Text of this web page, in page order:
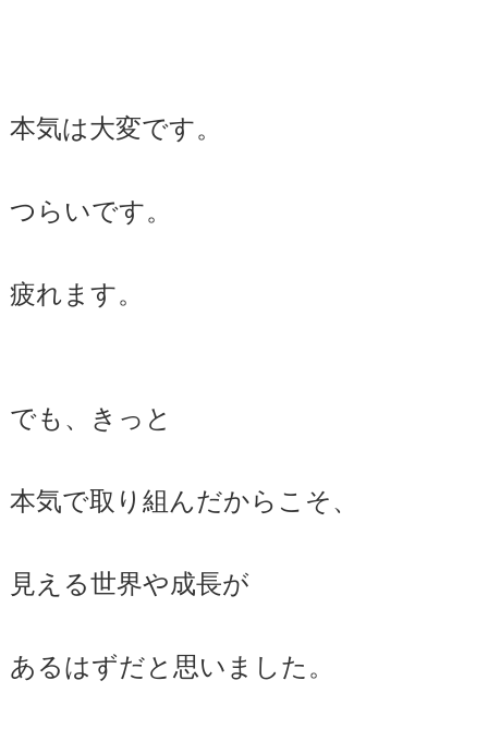
本気は大変です。
つらいです。
疲れます。
でも、きっと
本気で取り組んだからこそ、
見える世界や成長が
あるはずだと思いました。